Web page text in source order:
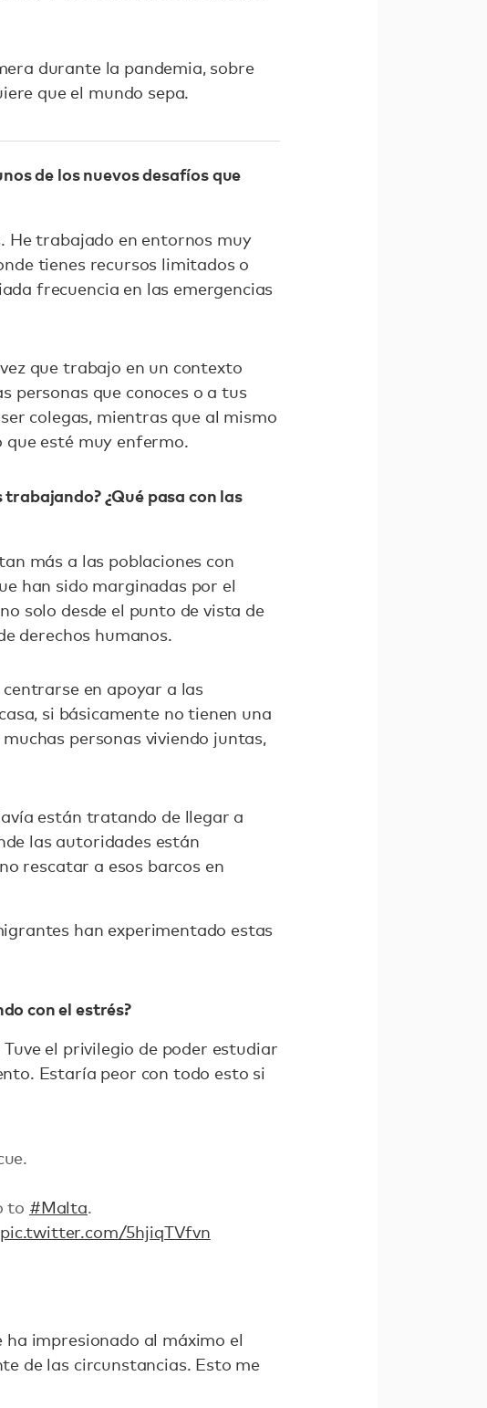
durante la pandemia, sobre
que el mundo sepa.
de los nuevos desafíos que
He trabajado en entornos muy
tienes recursos limitados o
frecuencia en las emergencias
que trabajo en un contexto
personas que conoces o a tus
colegas, mientras que al mismo
esté muy enfermo.
¿Qué pasa con las
más a las poblaciones con
han sido marginadas por el
solo desde el punto de vista de
derechos humanos.
en apoyar a las
si básicamente no tienen una
personas viviendo juntas,
están tratando de llegar a
las autoridades están
rescatar a esos barcos en
han experimentado estas
con el estrés?
el privilegio de poder estudiar
Estaría peor con todo esto si
to #Malta.
pic.twitter.com/5hjiqTVfvn
ha impresionado al máximo el
de las circunstancias. Esto me